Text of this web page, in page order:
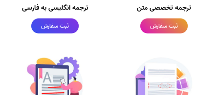
ترجمه تخصصی متن
ثبت سفارش
ترجمه انگلیسی به فارسی
ثبت سفارش